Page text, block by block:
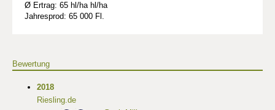
Ø Ertrag: 65 hl/ha hl/ha
Jahresprod: 65 000 Fl.
Bewertung
2018
Riesling.de